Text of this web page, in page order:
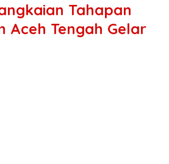
Tahapan
Aceh Tengah Gelar